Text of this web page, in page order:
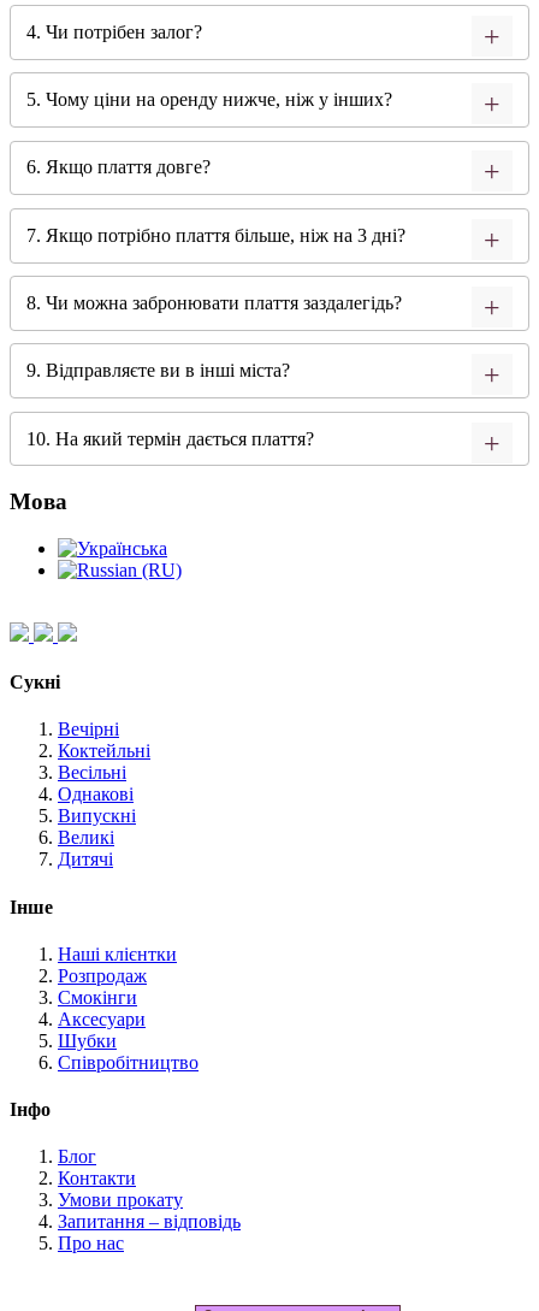
4. Чи потрібен залог?
5. Чому ціни на оренду нижче, ніж у інших?
6. Якщо плаття довге?
7. Якщо потрібно плаття більше, ніж на 3 дні?
8. Чи можна забронювати плаття заздалегідь?
9. Відправляєте ви в інші міста?
10. На який термін дається плаття?
Мова
Сукні
Вечірні
Коктейльні
Весільні
Однакові
Випускні
Великі
Дитячі
Інше
Наші клієнтки
Розпродаж
Смокінги
Аксесуари
Шубки
Співробітництво
Інфо
Блог
Контакти
Умови прокату
Запитання – відповідь
Про нас